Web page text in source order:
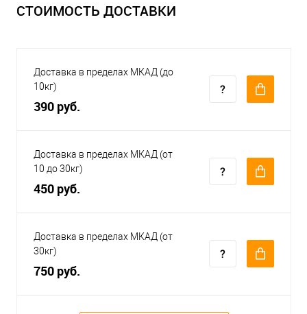
СТОИМОСТЬ ДОСТАВКИ
Доставка в пределах МКАД (до
10кг)
390 руб.
Доставка в пределах МКАД (от
10 до 30кг)
450 руб.
Доставка в пределах МКАД (от
30кг)
750 руб.